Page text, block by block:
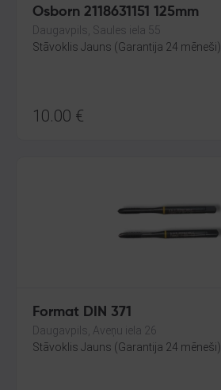
Osborn 2118631151 125mm
Daugavpils, Saules iela 55
Stāvoklis Jauns (Garantija 24 mēneši)
10.00 €
Format DIN 371
Daugavpils, Aveņu iela 26
Stāvoklis Jauns (Garantija 24 mēneši)